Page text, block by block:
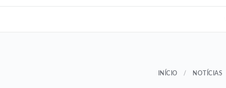
INÍCIO / NOTÍCIAS